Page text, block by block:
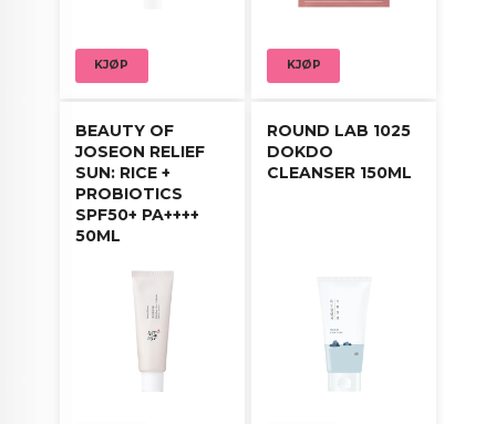
Påfør jevnt over ansiktet og klapp forsiktig for å
KJØP KJØP
BEAUTY OF
JOSEON RELIEF
SUN: RICE +
PROBIOTICS
SPF50+ PA++++
50ML
ROUND LAB 1025
DOKDO
CLEANSER 150ML